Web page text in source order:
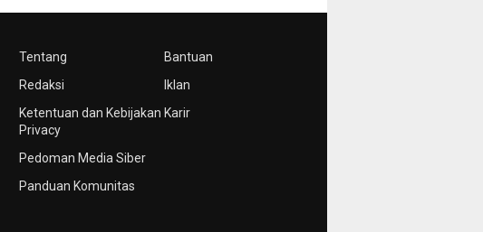
Tentang
Redaksi
Ketentuan dan Kebijakan
Privacy
Pedoman Media Siber
Panduan Komunitas
Bantuan
Iklan
Karir